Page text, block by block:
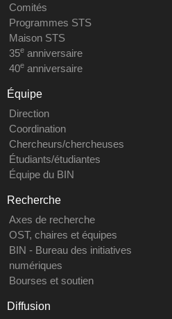
Comités
Programmes STS
Maison STS
35eanniversaire
40eanniversaire
Équipe
Direction
Coordination
Chercheurs/chercheuses
Étudiants/étudiantes
Équipe du BIN
Recherche
Axes de recherche
OST, chaires et équipes
BIN - Bureau des initiatives
numériques
Bourses et soutien
Diffusion